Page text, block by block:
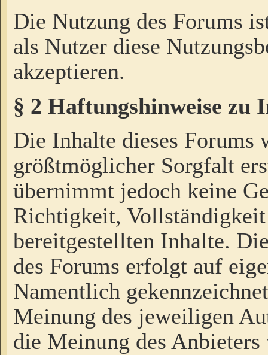
Die Nutzung des Forums
als Nutzer diese
akzeptieren.
§ 2 Haftungshinweise zu
Die Inhalte dieses Forums
größtmöglicher Sorgfalt
übernimmt jedoch keine
Richtigkeit,
bereitgestellten Inhalte.
des Forums erfolgt auf
Namentlich
Meinung des jeweiligen
die Meinung des Anbieters